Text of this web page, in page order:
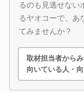
るのも見逃せない
るヤオコーで、あ
てみませんか？
取材担当者から
向いている人・